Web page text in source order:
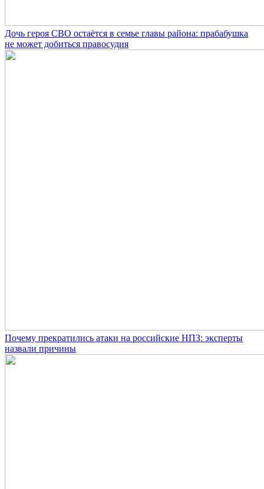
Дочь героя СВО остаётся в семье главы района: прабабушка
не может добиться правосудия
Почему прекратились атаки на российские НПЗ: эксперты
назвали причины